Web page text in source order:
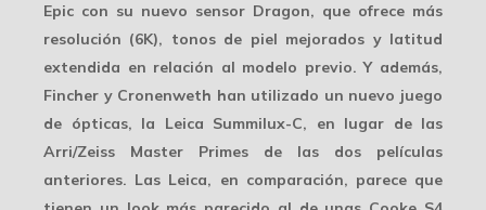
Epic con su nuevo sensor Dragon, que ofrece más
resolución (6K), tonos de piel mejorados y latitud
extendida en relación al modelo previo. Y además,
Fincher y Cronenweth han utilizado un nuevo juego
de ópticas, la Leica Summilux-C, en lugar de las
Arri/Zeiss Master Primes de las dos películas
anteriores. Las Leica, en comparación, parece que